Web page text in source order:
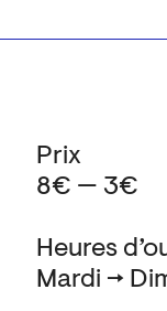
Heures
Mardi →
Prix
8€ — 3€